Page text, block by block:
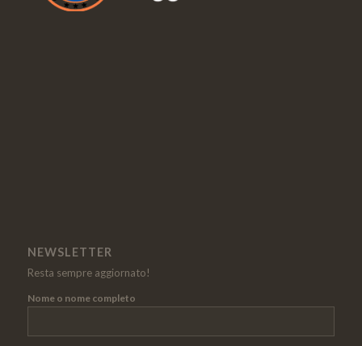
NEWSLETTER
Resta sempre aggiornato!
Nome o nome completo